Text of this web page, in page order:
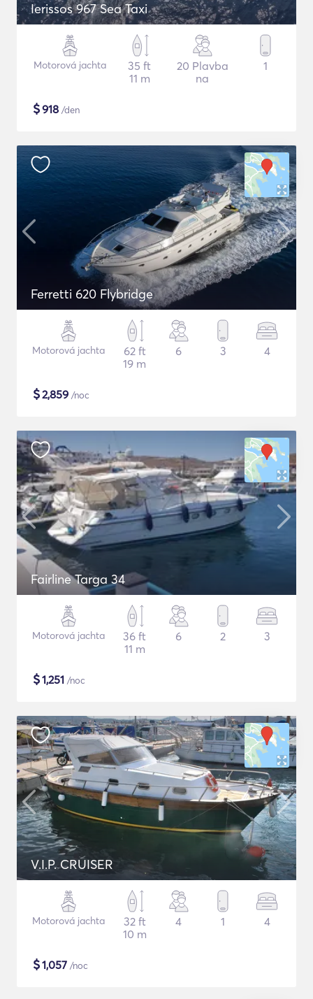
Ierissos 967 Sea Taxi
Motorová jachta
35 ft
11 m
20 Plavba
na
1
$918 /den
Ferretti 620 Flybridge
Motorová jachta
62 ft
19 m
6 3 4
$2,859 /noc
Fairline Targa 34
Motorová jachta
36 ft
11 m
6 2 3
$1,251 /noc
V.I.P. CRUISER
Motorová jachta
32 ft
10 m
4 1 4
$1,057 /noc